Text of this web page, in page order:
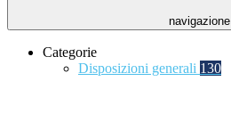
navigazione
Categorie
Disposizioni generali 130